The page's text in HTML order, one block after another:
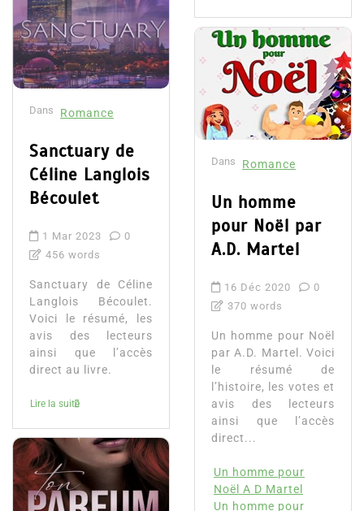
Dans Romance
Sanctuary de
Céline Langlois
Bécoulet
1 Mar 2023
0
456 words
Sanctuary de Céline
Langlois Bécoulet.
Voici le résumé, les
avis des lecteurs
ainsi que l’accès
direct au livre.
Lire la suite
Dans Romance
Un homme
pour Noël par
A.D. Martel
16 Déc 2020
0
370 words
Un homme pour Noël
par A.D. Martel. Voici
le résumé de
l’histoire, les votes et
avis des lecteurs
ainsi que l’accès
direct...
Un homme pour
Noël A D Martel
Un homme pour